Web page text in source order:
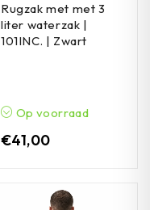
Rugzak met met 3
liter waterzak |
101INC. | Zwart
Op voorraad
€41,00